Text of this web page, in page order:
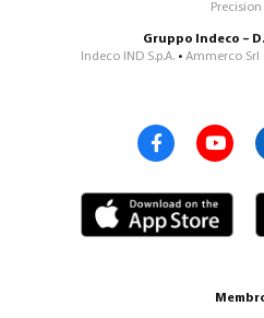
Precision
Gruppo Indeco –
Indeco IND S.p.A. • Ammerco Srl